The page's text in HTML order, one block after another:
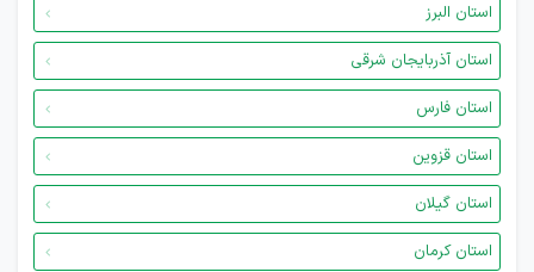
استان البرز
استان آذربایجان شرقی
استان فارس
استان قزوین
استان گیلان
استان کرمان